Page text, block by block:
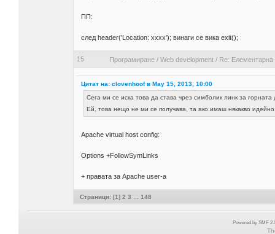
ПП:
след header('Location: xxxx'); винаги се вика exit();
15 Програмиране/ Web development/ Re:
Цитат на: clovenhoof в May 15, 2013, 10:00
Сега ми се иска това да става чрез симболик линк за
Ей, това нещо не ми се получава, та ако имаш някакво
Apache virtual host config:
Options +FollowSymLinks
+ правата за Apache user-a
Страници: [1] 2 3 148
Powered by SMF